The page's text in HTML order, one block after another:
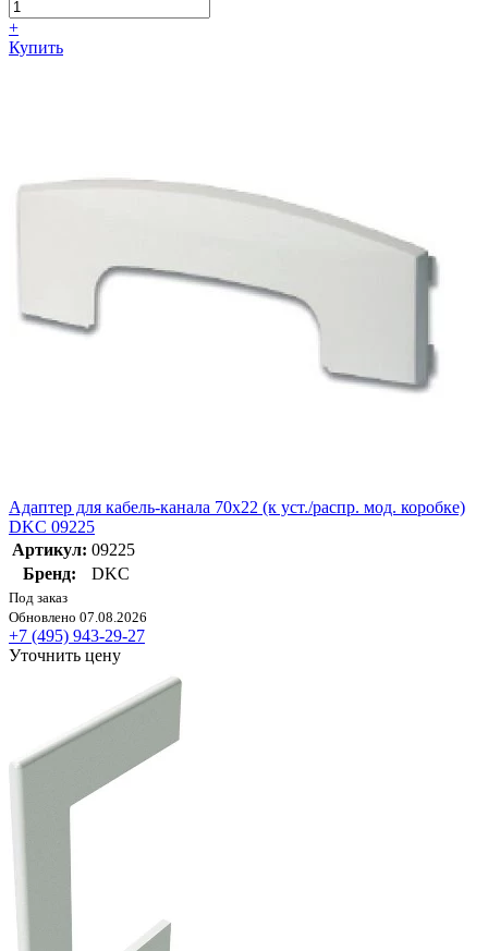
+
Купить
Адаптер для кабель-канала 70х22 (к уст./распр. мод. коробке)
DKC 09225
Артикул: 09225
Бренд:
DKC
Под заказ
Обновлено 07.08.2026
+7 (495) 943-29-27
Уточнить цену